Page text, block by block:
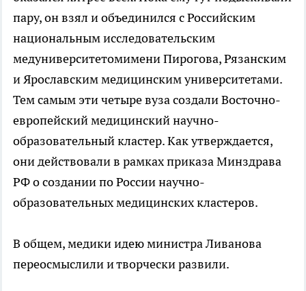
пару, он взял и объединился с Российским
национальным исследовательским
медуниверситетомимени Пирогова, Рязанским
и Ярославским медицинским университетами.
Тем самым эти четыре вуза создали Восточно-
европейский медицинский научно-
образовательный кластер. Как утверждается,
они действовали в рамках приказа Минздрава
РФ о создании по России научно-
образовательных медицинских кластеров.
В общем, медики идею министра Ливанова
переосмыслили и творчески развили.